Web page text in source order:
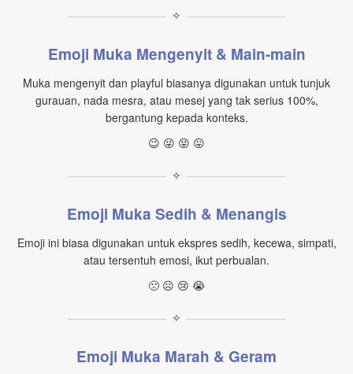
✧
Emoji Muka Mengenyit & Main-main
Muka mengenyit dan playful biasanya digunakan untuk tunjuk
gurauan, nada mesra, atau mesej yang tak serius 100%,
bergantung kepada konteks.
😉 😜 😝 😛
✧
Emoji Muka Sedih & Menangis
Emoji ini biasa digunakan untuk ekspres sedih, kecewa, simpati,
atau tersentuh emosi, ikut perbualan.
🙁 ☹ 😢 😭
✧
Emoji Muka Marah & Geram